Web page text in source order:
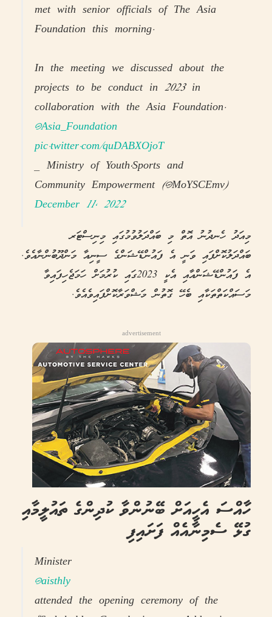
met with senior officials of The Asia
Foundation this morning.
In the meeting we discussed about the
projects to be conduct in 2023 in
collaboration with the Asia Foundation.
@Asia_Foundation
pic.twitter.com/quDABXOjoT
— Ministry of Youth,Sports and
Community Empowerment (@MoYSCEmv)
December 11, 2022
މިއަދު ހެނދުނު އޮތް މި ބައްދަލުވުމުގައި މިނިސްޓަރ
ބައްދަލުކޮށްފައި ވަނީ އެ ފައުންޑޭޝަންގެ ސީނިއާ މަންދޫބުންނާއެވެ.
އެ ފައުންޑޭޝަންއާއި އެކީ 2023ގައި ކުރުމަށް ހަމަޖެހިފައިވާ
މަސައްކަތްތަކާއި ބެހޭ ގޮތުން މަޝްވަރާކޮށްފައިވެއެވެ.
advertisement
ހާއްސަ އެހީއަށް ބޭނުންވާ ކުދިންގެ ތައުލީމާއި
ގުޅޭ ސެމިނާއެއް ފަށައިފި
Minister
@aisthly
attended the opening ceremony of the